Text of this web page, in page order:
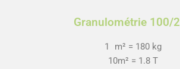
Granulométrie 100/
1 m² = 180 kg
10m² = 1.8 T